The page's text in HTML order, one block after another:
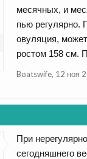
месячных, и
пью регулярно.
овуляция,
ростом 158 см.
Boatswife, 12 ноя
При
сегодняшнего